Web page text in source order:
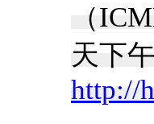
（
天下
http://